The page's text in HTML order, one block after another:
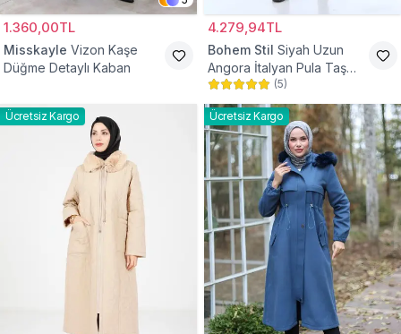
1.360,00TL
Misskayle Vizon Kaşe
Düğme Detaylı Kaban
4.279,94TL
Bohem Stil Siyah Uzun
Angora İtalyan Pula Taş
Detaylı Tesettür Kaban
(5)
Ücretsiz Kargo Ücretsiz Kargo